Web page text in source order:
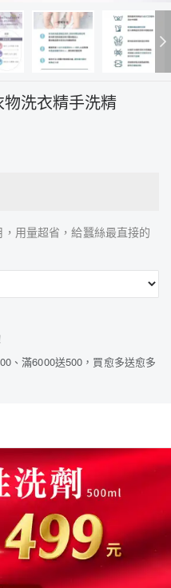
洗衣精手洗精
用量超省，給蠶絲最直接的
、滿6000送500，買愈多送愈多